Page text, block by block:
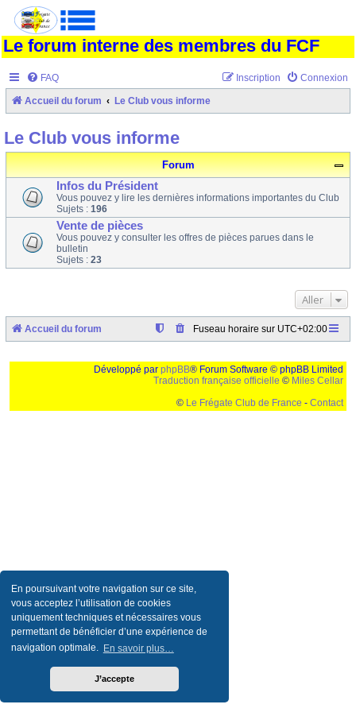
En poursuivant votre navigation sur ce site,
vous acceptez l’utilisation de cookies
uniquement techniques et nécessaires vous
permettant de bénéficier d’une expérience de
navigation optimale. En savoir plus…
J’accepte
Le forum interne des membres du FCF
FAQ Connexion
Inscription
Accueil du forum Le Club vous informe
Le Club vous informe
Forum
Infos du Président
Vous pouvez y lire les dernières informations importantes du Club
Sujets : 196
Vente de pièces
Vous pouvez y consulter les offres de pièces parues dans le
bulletin
Sujets : 23
Aller
Accueil du forum Fuseau horaire sur UTC+02:00
Développé par phpBB® Forum Software © phpBB Limited
Traduction française officielle © Miles Cellar
© Le Frégate Club de France - Contact